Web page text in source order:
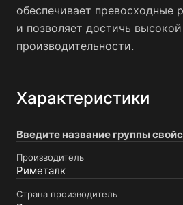
обеспечивает превосходные
и позволяет достичь высокой
производительности.
Характеристики
Введите название группы
Производитель
Риметалк
Страна производитель